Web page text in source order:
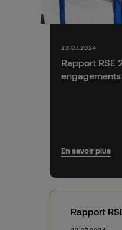
Rapport RSE
23.07.2024
En savoir plus
Rapport